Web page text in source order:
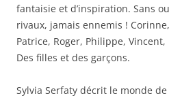
fantaisie et d’inspiration. Sans
rivaux, jamais ennemis !
Patrice, Roger, Philippe,
Des filles et des garçons.
Sylvia Serfaty décrit le monde